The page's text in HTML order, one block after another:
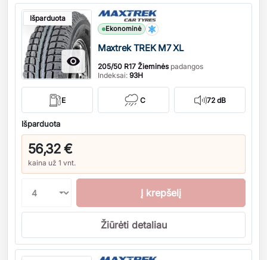
Išparduota

Ekonominė
Maxtrek TREK M7 XL
205/50 R17 Žieminėspadangos
Indeksai: 93H
E C 72 dB
Išparduota
56,32 €
kaina už 1 vnt.
Kiekis
Į krepšelį
Žiūrėti detaliau
Kiekis